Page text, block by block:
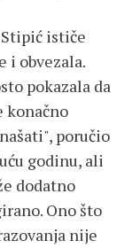
ističe
i obvezala.
pokazala da
konačno
poručio
godinu, ali
dodatno
Ono što
nije